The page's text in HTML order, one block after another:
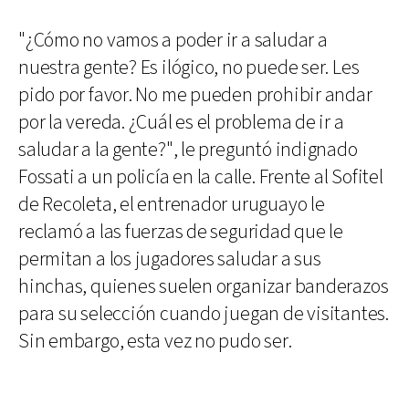
"¿Cómo no vamos a poder ir a saludar a
nuestra gente? Es ilógico, no puede ser. Les
pido por favor. No me pueden prohibir andar
por la vereda. ¿Cuál es el problema de ir a
saludar a la gente?", le preguntó indignado
Fossati a un policía en la calle. Frente al Sofitel
de Recoleta, el entrenador uruguayo le
reclamó a las fuerzas de seguridad que le
permitan a los jugadores saludar a sus
hinchas, quienes suelen organizar banderazos
para su selección cuando juegan de visitantes.
Sin embargo, esta vez no pudo ser.